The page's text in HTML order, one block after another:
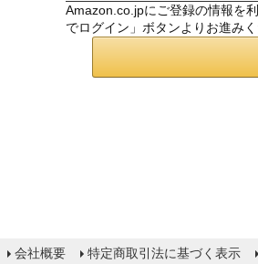
Amazon.co.jpにご登録の情報を
でログイン」ボタンよりお進みく
会社概要 特定商取引法に基づく表示